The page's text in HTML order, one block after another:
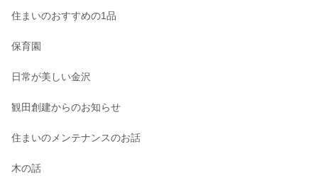
住まいのおすすめの1品
保育園
日常が美しい金沢
観田創建からのお知らせ
住まいのメンテナンスのお話
木の話